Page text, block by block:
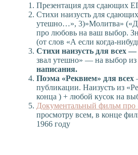
отделение
Психологическая
Служба
Тьюторская
служба
Презентация для сдающих
Стихи наизусть для
утешно…», 3)»Молитва»
про любовь на ваш выбор.
(от слов «А если когда-
Стихи наизусть для всех —
звал утешно» — на выбор
написания.
Поэма «Реквием» для всех
публикации. Наизусть из
конца ) + любой кусок на
Документальный фильм про
просмотру всем, в конце
1966 году